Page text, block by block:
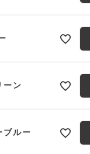
check/ネイビー
ン
ルー